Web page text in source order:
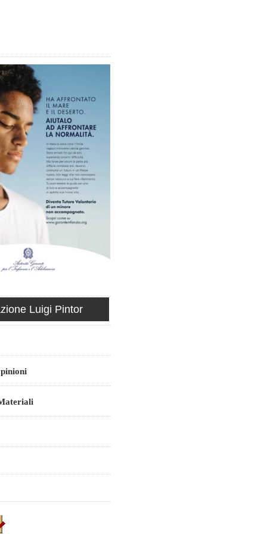
Luigi Pintor